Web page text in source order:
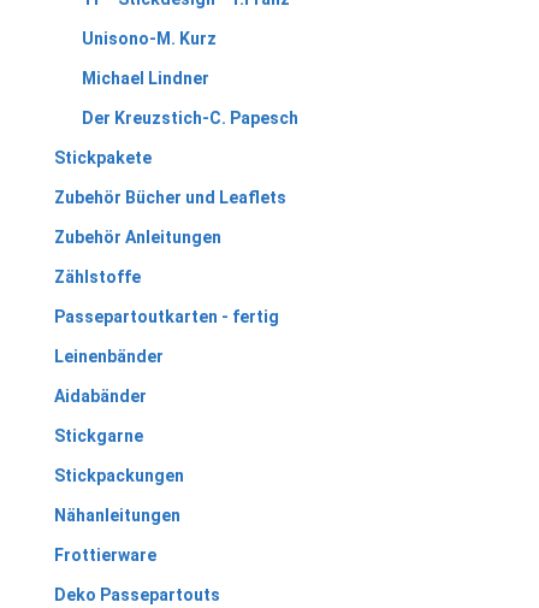
Unisono-M. Kurz
Michael Lindner
Der Kreuzstich-C. Papesch
Stickpakete
Zubehör Bücher und Leaflets
Zubehör Anleitungen
Zählstoffe
Passepartoutkarten - fertig
Leinenbänder
Aidabänder
Stickgarne
Stickpackungen
Nähanleitungen
Frottierware
Deko Passepartouts